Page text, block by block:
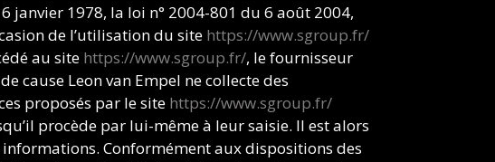
janvier 1978, la loi n° 2004-801 du 6 août 2004,
de l’utilisation du site https://www.sgroup.fr/
au site https://www.sgroup.fr/, le fournisseur
cause Leon van Empel ne collecte des
proposés par le site https://www.sgroup.fr/
procède par lui-même à leur saisie. Il est alors
Conformément aux dispositions des